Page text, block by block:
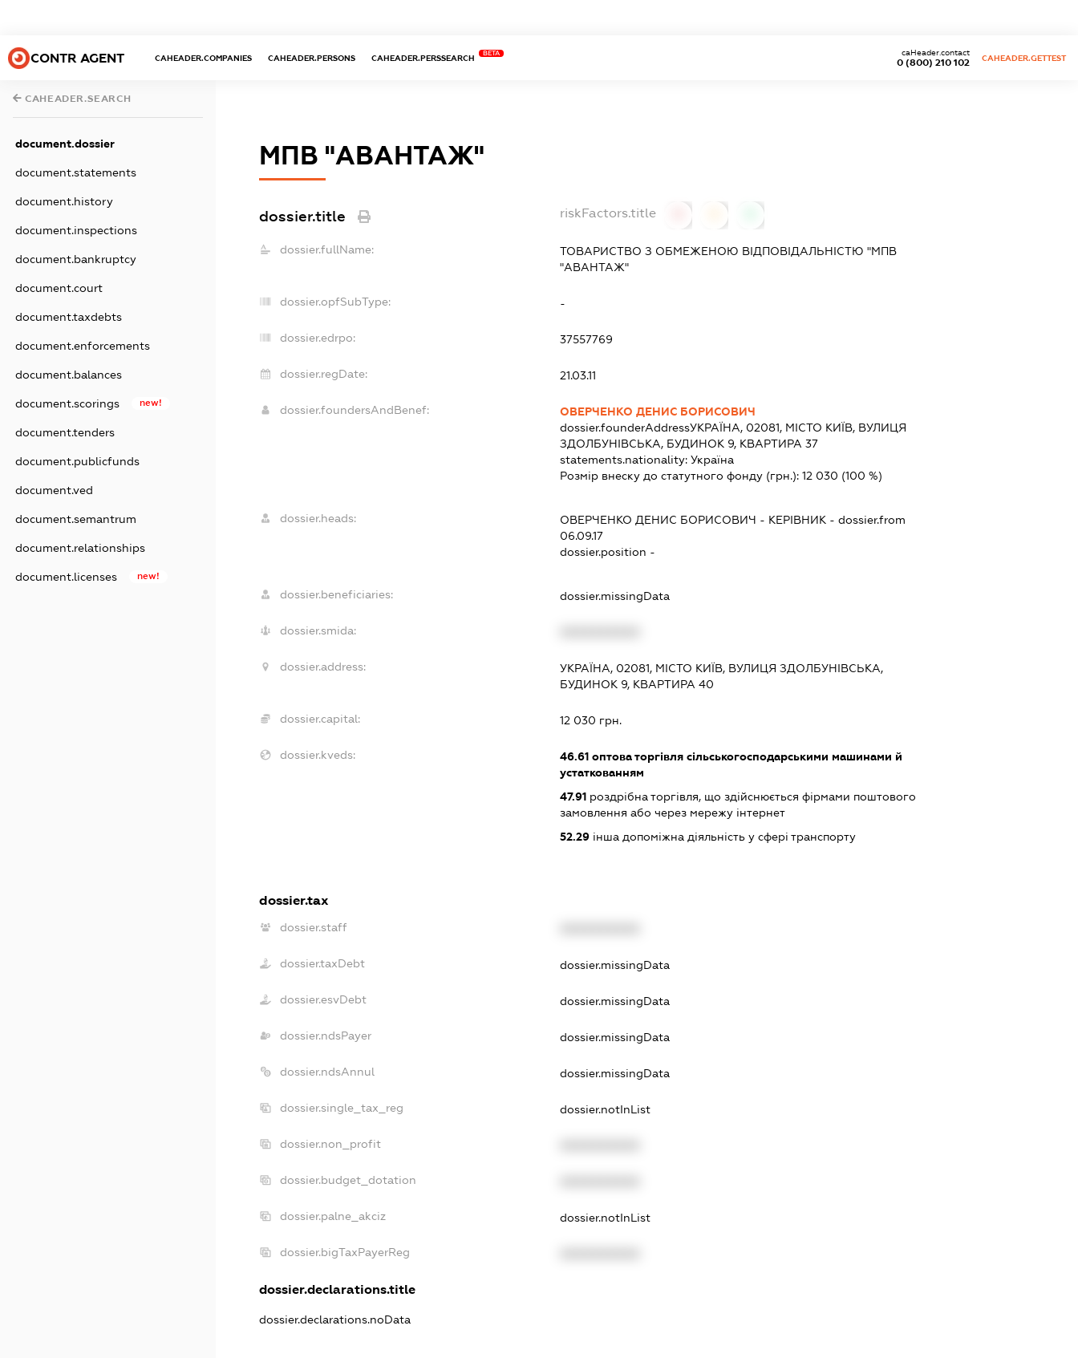
CONTR AGENT CAHEADER.COMPANIES CAHEADER.PERSONS CAHEADER.PERSSEARCH
BETA
0 (800) 210 102
caHeader.contact
CAHEADER.GETTEST
CAHEADER.SEARCH
document.dossier
document.statements
document.history
document.inspections
document.bankruptcy
document.court
document.taxdebts
document.enforcements
document.balances
document.scorings new!
document.tenders
document.publicfunds
document.ved
document.semantrum
document.relationships
document.licenses new!
МПВ "АВАНТАЖ"
dossier.title riskFactors.title
dossier.fullName:
ТОВАРИСТВО З ОБМЕЖЕНОЮ ВІДПОВІДАЛЬНІСТЮ "МПВ
"АВАНТАЖ"
dossier.opfSubType: -
dossier.edrpo: 37557769
dossier.regDate: 21.03.11
dossier.foundersAndBenef:
ОВЕРЧЕНКО ДЕНИС БОРИСОВИЧ
dossier.founderAddressУКРАЇНА, 02081, МІСТО КИЇВ, ВУЛИЦЯ
ЗДОЛБУНІВСЬКА, БУДИНОК 9, КВАРТИРА 37
statements.nationality: Україна
Розмір внеску до статутного фонду (грн.): 12 030 (100 %)
dossier.heads: ОВЕРЧЕНКО ДЕНИС БОРИСОВИЧ - КЕРІВНИК - dossier.from
06.09.17
dossier.position -
dossier.beneficiaries: dossier.missingData
dossier.smida:
dossier.address:
УКРАЇНА, 02081, МІСТО КИЇВ, ВУЛИЦЯ ЗДОЛБУНІВСЬКА,
БУДИНОК 9, КВАРТИРА 40
dossier.capital: 12 030 грн.
dossier.kveds: 46.61оптова торгівля сільськогосподарськими машинами й
устаткованням
47.91роздрібна торгівля, що здійснюється фірмами поштового
замовлення або через мережу інтернет
52.29інша допоміжна діяльність у сфері транспорту
dossier.tax
dossier.staff
dossier.taxDebt dossier.missingData
dossier.esvDebt dossier.missingData
dossier.ndsPayer dossier.missingData
dossier.ndsAnnul dossier.missingData
dossier.single_tax_reg dossier.notInList
dossier.non_profit
dossier.budget_dotation
dossier.palne_akciz dossier.notInList
dossier.bigTaxPayerReg
dossier.declarations.title
dossier.declarations.noData